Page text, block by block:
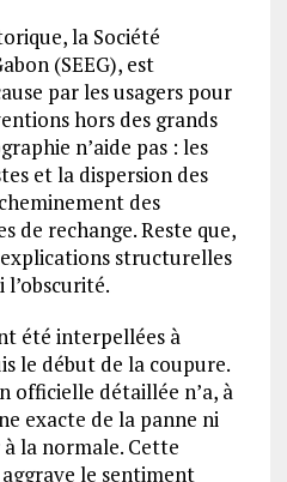
la Société
(SEEG), est
par les usagers pour
hors des grands
n’aide pas : les
et la dispersion des
des
de rechange. Reste que,
structurelles
été interpellées à
le début de la coupure.
officielle détaillée n’a, à
exacte de la panne ni
la normale. Cette
le sentiment